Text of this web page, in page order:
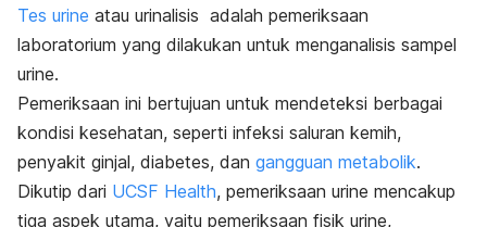
Tes urine atau urinalisis adalah pemeriksaan
laboratorium yang dilakukan untuk menganalisis sampel
urine.
Pemeriksaan ini bertujuan untuk mendeteksi berbagai
kondisi kesehatan, seperti infeksi saluran kemih,
penyakit ginjal, diabetes, dan gangguan metabolik.
Dikutip dari UCSF Health, pemeriksaan urine mencakup
tiga aspek utama, yaitu pemeriksaan fisik urine,